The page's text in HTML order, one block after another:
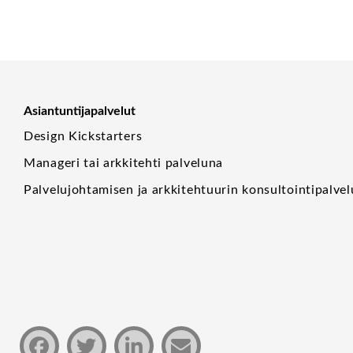
Asiantuntijapalvelut
Design Kickstarters
Manageri tai arkkitehti palveluna
Palvelujohtamisen ja arkkitehtuurin